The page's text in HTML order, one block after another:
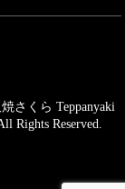
さくら Teppanyaki
Rights Reserved.